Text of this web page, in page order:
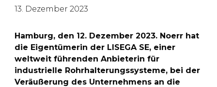
13. Dezember 2023
Hamburg, den 12. Dezember 2023. Noerr hat
die Eigentümerin der LISEGA SE, einer
weltweit führenden Anbieterin für
industrielle Rohrhalterungssysteme, bei der
Veräußerung des Unternehmens an die